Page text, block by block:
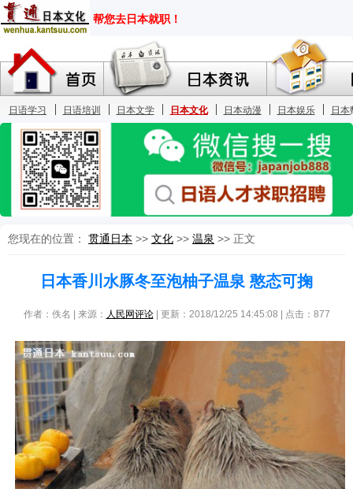
您现在的位置： 贯通日本 >> 文化 >> 温泉 >> 正文
日本香川水豚冬至泡柚子温泉 憨态可掬
作者：佚名 | 来源： 人民网评论| 更新：2018/12/25 14:45:08 | 点击： 877